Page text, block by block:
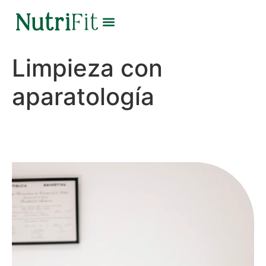
Limpieza con
aparatología